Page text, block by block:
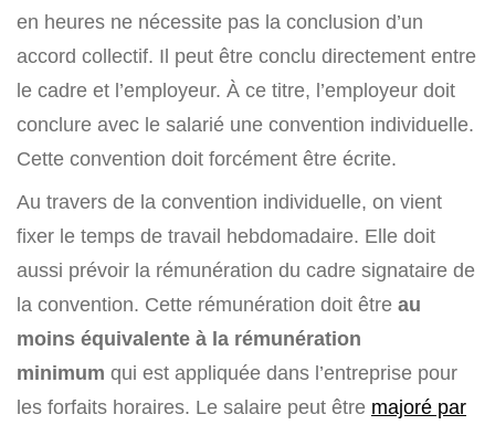
en heures ne nécessite pas la conclusion d’un
accord collectif. Il peut être conclu directement entre
le cadre et l’employeur. À ce titre, l’employeur doit
conclure avec le salarié une convention individuelle.
Cette convention doit forcément être écrite.
Au travers de la convention individuelle, on vient
fixer le temps de travail hebdomadaire. Elle doit
aussi prévoir la rémunération du cadre signataire de
la convention. Cette rémunération doit être au
moins équivalente à la rémunération
minimum qui est appliquée dans l’entreprise pour
les forfaits horaires. Le salaire peut être majoré par